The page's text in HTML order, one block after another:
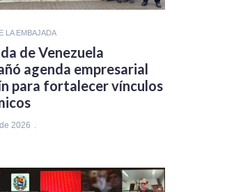
LA EMBAJADA
de Venezuela
agenda empresarial
para fortalecer vínculos
2026